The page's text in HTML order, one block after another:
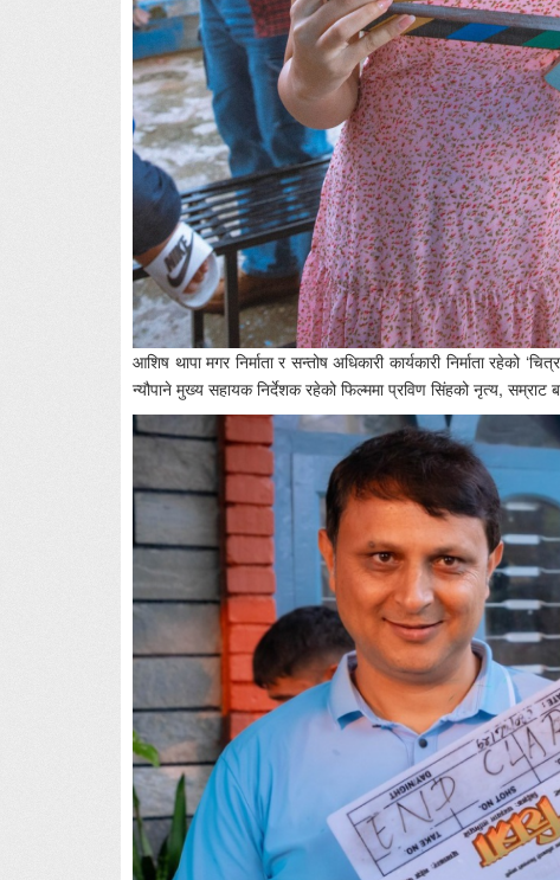
आशिष थापा मगर निर्माता र सन्तोष अधिकारी कार्यकारी निर्माता रहेको
न्यौपाने मुख्य सहायक निर्देशक रहेको फिल्ममा प्रविण सिंहको नृत्य,